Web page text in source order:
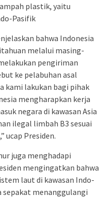
plastik, yaitu
Pasifik
bahwa Indonesia
melalui masing-
pengiriman
ke pelabuhan asal
kami lakukan bagi pihak
mengharapkan kerja
negara di kawasan Asia
ilegal limbah B3 sesuai
ucap Presiden.
juga menghadapi
mengingatkan bahwa
laut di kawasan Indo-
sepakat menanggulangi